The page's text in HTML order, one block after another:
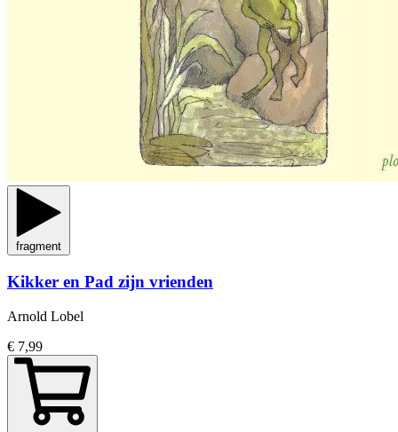
fragment
Kikker en Pad zijn vrienden
Arnold Lobel
€ 7,99